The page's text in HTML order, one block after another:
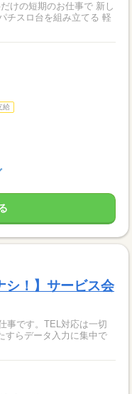
けの短期のお仕事で 新し
給
シ！】サービス会
事です。TEL対応は一切
すらデータ入力に集中で